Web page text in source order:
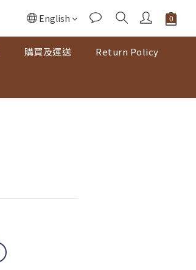
English
購買及運送 Return Policy